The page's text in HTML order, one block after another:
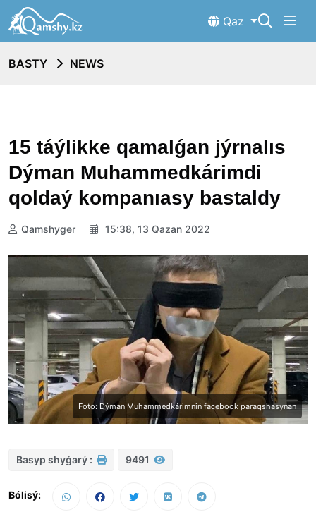
Qaz
BASTY NEWS
15 táýlikke qamalǵan jýrnalıs
Dýman Muhammedkárimdi
qoldaý kompanıasy bastaldy
Qamshyger 15:38, 13 Qazan 2022
Foto: Dýman Muhammedkárimniń facebook paraqshasynan
Basyp shyǵarý : 9491
Bólisý: